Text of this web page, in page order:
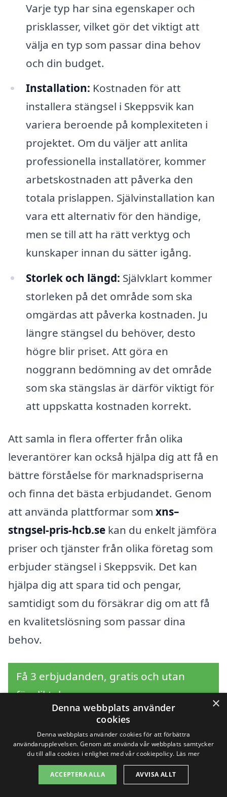
Varje typ har sina egenskaper och
prisklasser, vilket gör det viktigt att
välja en typ som passar dina behov
och din budget.
Installation: Kostnaden för att
installera stängsel i Skeppsvik kan
variera beroende på komplexiteten i
projektet. Om du väljer att anlita
professionella installatörer, kommer
arbetskostnaden att påverka den
totala prislappen. Självinstallation kan
vara ett alternativ för den händige,
men se till att ha rätt verktyg och
kunskaper innan du sätter igång.
Storlek och längd: Självklart kommer
storleken på det område som ska
omgärdas att påverka kostnaden. Ju
längre stängsel du behöver, desto
högre blir priset. Att göra en
noggrann bedömning av det område
som ska stängslas är därför viktigt för
att uppskatta kostnaden korrekt.
Att samla in flera offerter från olika
leverantörer kan också hjälpa dig att få en
bättre förståelse för marknadspriserna
och finna det bästa erbjudandet. Genom
att använda plattformar som xns–
stngsel-pris-hcb.se kan du enkelt jämföra
priser och tjänster från olika företag som
erbjuder stängsel i Skeppsvik. Det kan
hjälpa dig att spara tid och pengar,
samtidigt som du försäkrar dig om att få
en kvalitetslösning som passar dina
behov.
Få 3 erbjudanden, gratis och utan
förpliktelser
Sök efter en
professionell för
×
Denna webbplats använder
cookies
Denna webbplats använder cookies för att förbättra
användarupplevelsen. Genom att använda vår webbplats samtycker
du till alla cookies i enlighet med vår cookiepolicy. Läs mer
ACCEPTERA ALLA AVVISA ALLT